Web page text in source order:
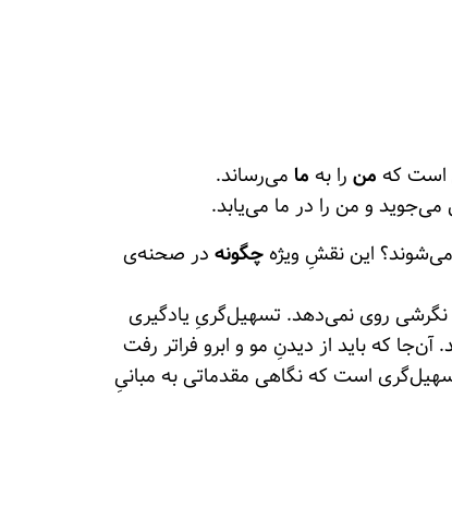
است که من را به ما می‌رساند.
و من را در ما می‌یابد.
می‌شوند؟ این نقشِ ویژه چگونه در صحنه‌ی
روی نمی‌دهد. تسهیل‌گریِ یادگیری
که باید از دیدنِ مو و ابرو فراتر رفت
است که نگاهی مقدماتی به مبانیِ